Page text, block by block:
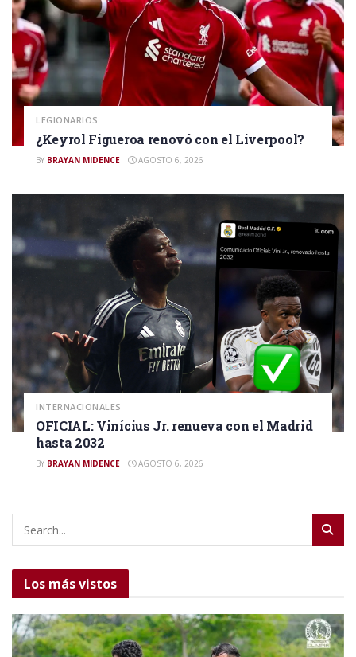
LEGIONARIOS
¿Keyrol Figueroa renovó con el Liverpool?
BY BRAYAN MIDENCE AGOSTO 6, 2026
INTERNACIONALES
OFICIAL: Vinícius Jr. renueva con el Madrid
hasta 2032
BY BRAYAN MIDENCE AGOSTO 6, 2026
Los más vistos